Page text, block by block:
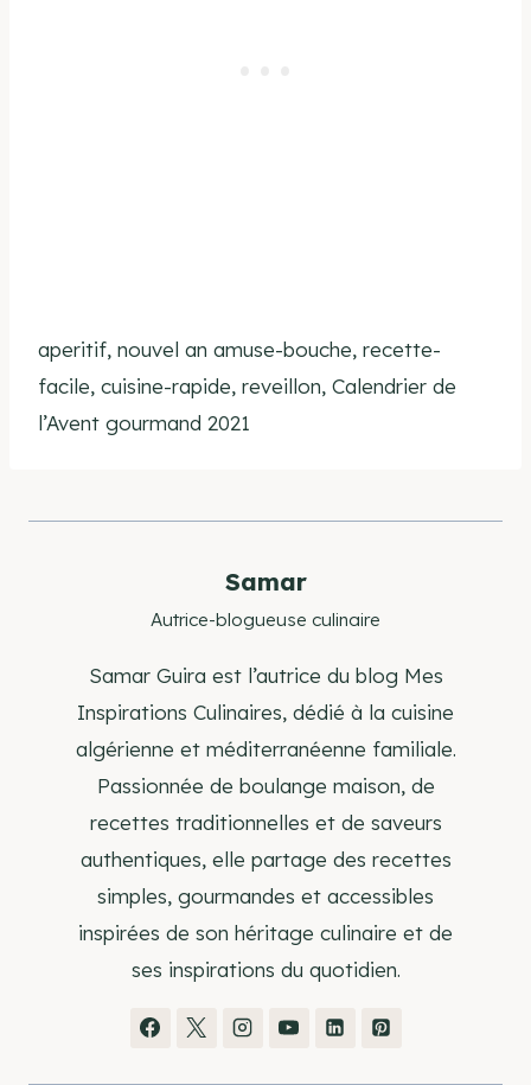
aperitif, nouvel an amuse-bouche, recette-
facile, cuisine-rapide, reveillon, Calendrier de
l’Avent gourmand 2021
Samar
Autrice-blogueuse culinaire
Samar Guira est l’autrice du blog Mes
Inspirations Culinaires, dédié à la cuisine
algérienne et méditerranéenne familiale.
Passionnée de boulange maison, de
recettes traditionnelles et de saveurs
authentiques, elle partage des recettes
simples, gourmandes et accessibles
inspirées de son héritage culinaire et de
ses inspirations du quotidien.